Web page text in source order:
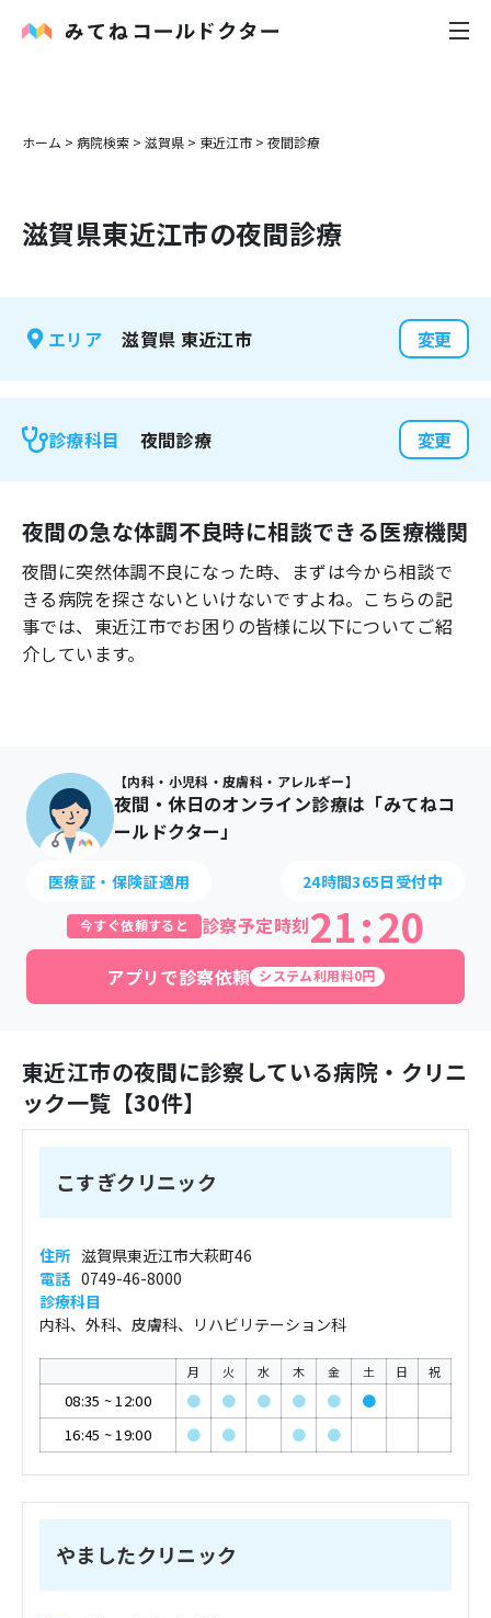
内科
花粉症
感染症
よくあるご質問
ホーム > 病院検索 > 滋賀県 > 東近江市 > 夜間診療
滋賀県東近江市の夜間診療
エリア 滋賀県 東近江市 変更
診療科目 夜間診療 変更
夜間の急な体調不良時に相談できる医療機関
夜間に突然体調不良になった時、まずは今から相談で
きる病院を探さないといけないですよね。こちらの記
事では、 東近江市でお困りの皆様に以下についてご紹
介しています。
【内科・小児科・皮膚科・アレルギー】
夜間・休日のオンライン診療は「みてねコ
ールドクター」
医療証・保険証適用 24時間365日受付中
今すぐ依頼すると 診察予定時刻21:20
アプリで診察依頼 システム利用料0円
東近江市の夜間に診察している病院・クリニ
ック一覧【30件】
こすぎクリニック
住所 滋賀県東近江市大萩町46
電話 0749-46-8000
診療科目
内科、外科、皮膚科、リハビリテーション科
月 火 水 木 金 土 日 祝
08:35 ~12:00 ● ● ● ● ●
●
16:45 ~19:00 ● ● ● ●
やましたクリニック